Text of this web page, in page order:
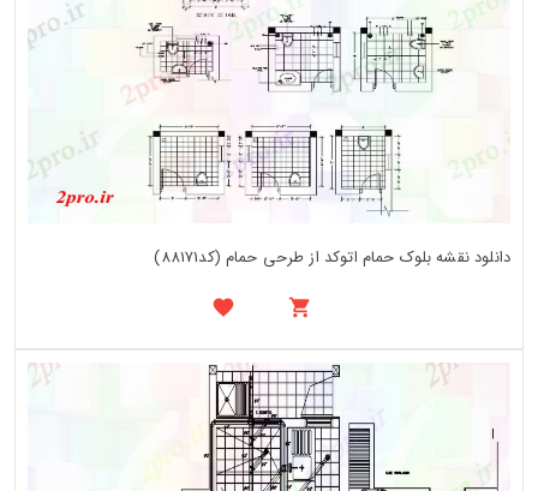
دانلود نقشه بلوک حمام اتوکد از طرحی حمام (کد88171)